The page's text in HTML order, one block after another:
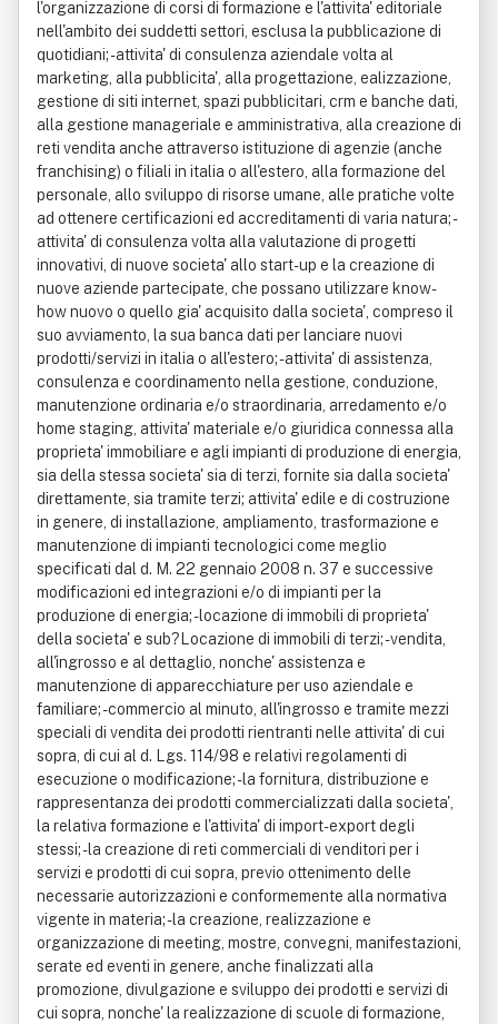
l'organizzazione di corsi di formazione e l'attivita' editoriale
nell'ambito dei suddetti settori, esclusa la pubblicazione di
quotidiani; - attivita' di consulenza aziendale volta al
marketing, alla pubblicita', alla progettazione, ealizzazione,
gestione di siti internet, spazi pubblicitari, crm e banche dati,
alla gestione manageriale e amministrativa, alla creazione di
reti vendita anche attraverso istituzione di agenzie (anche
franchising) o filiali in italia o all'estero, alla formazione del
personale, allo sviluppo di risorse umane, alle pratiche volte
ad ottenere certificazioni ed accreditamenti di varia natura; -
attivita' di consulenza volta alla valutazione di progetti
innovativi, di nuove societa' allo start-up e la creazione di
nuove aziende partecipate, che possano utilizzare know-
how nuovo o quello gia' acquisito dalla societa', compreso il
suo avviamento, la sua banca dati per lanciare nuovi
prodotti/servizi in italia o all'estero; - attivita' di assistenza,
consulenza e coordinamento nella gestione, conduzione,
manutenzione ordinaria e/o straordinaria, arredamento e/o
home staging, attivita' materiale e/o giuridica connessa alla
proprieta' immobiliare e agli impianti di produzione di energia,
sia della stessa societa' sia di terzi, fornite sia dalla societa'
direttamente, sia tramite terzi; attivita' edile e di costruzione
in genere, di installazione, ampliamento, trasformazione e
manutenzione di impianti tecnologici come meglio
specificati dal d. M. 22 gennaio 2008 n. 37 e successive
modificazioni ed integrazioni e/o di impianti per la
produzione di energia; - locazione di immobili di proprieta'
della societa' e sub?Locazione di immobili di terzi; - vendita,
all'ingrosso e al dettaglio, nonche' assistenza e
manutenzione di apparecchiature per uso aziendale e
familiare; - commercio al minuto, all'ingrosso e tramite mezzi
speciali di vendita dei prodotti rientranti nelle attivita' di cui
sopra, di cui al d. Lgs. 114/98 e relativi regolamenti di
esecuzione o modificazione; - la fornitura, distribuzione e
rappresentanza dei prodotti commercializzati dalla societa',
la relativa formazione e l'attivita' di import-export degli
stessi; - la creazione di reti commerciali di venditori per i
servizi e prodotti di cui sopra, previo ottenimento delle
necessarie autorizzazioni e conformemente alla normativa
vigente in materia; - la creazione, realizzazione e
organizzazione di meeting, mostre, convegni, manifestazioni,
serate ed eventi in genere, anche finalizzati alla
promozione, divulgazione e sviluppo dei prodotti e servizi di
cui sopra, nonche' la realizzazione di scuole di formazione,